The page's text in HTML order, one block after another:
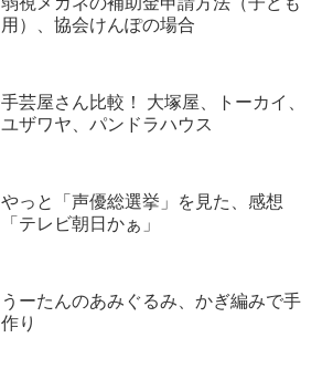
用）、協会けんぽの場合
手芸屋さん比較！ 大塚屋、トーカイ、
ユザワヤ、パンドラハウス
やっと「声優総選挙」を見た、感想
「テレビ朝日かぁ」
うーたんのあみぐるみ、かぎ編みで手
作り